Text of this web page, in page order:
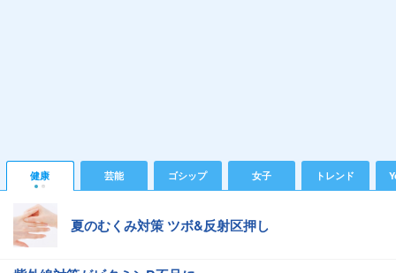
健康 芸能 ゴシップ 女子 トレンド
夏のむくみ対策 ツボ&反射区押し